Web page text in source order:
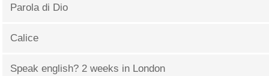
Parola di Dio
Calice
Speak english? 2 weeks in London